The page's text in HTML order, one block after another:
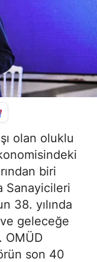
olan oluklu
biri
Sanayicileri
38. yılında
geleceğe
OMÜD
son 40